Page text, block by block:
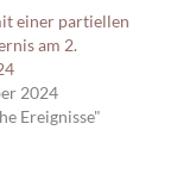
einer partiellen
am 2.
2024
Ereignisse"